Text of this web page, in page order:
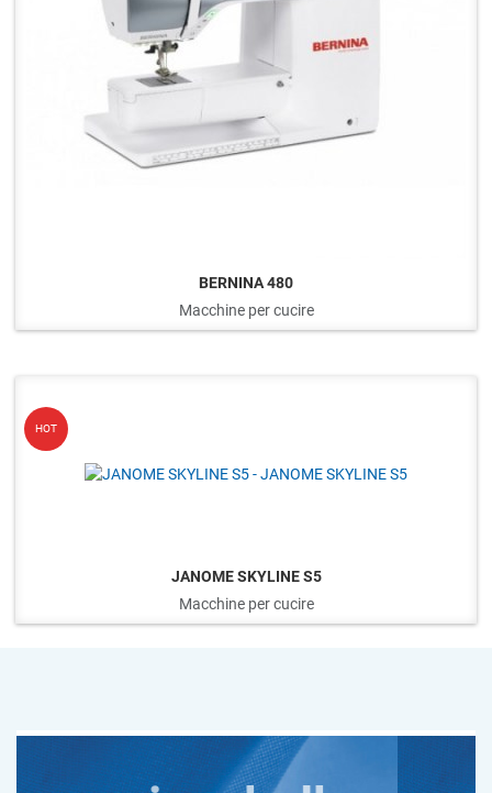
BERNINA 480
Macchine per cucire
HOT
JANOME SKYLINE S5
Macchine per cucire